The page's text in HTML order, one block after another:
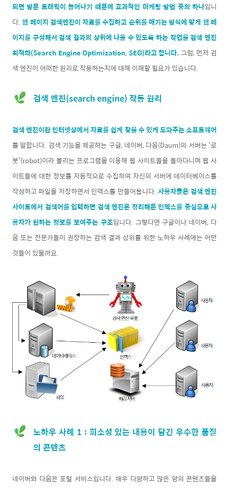
되면 방문 트래픽이 늘어나기 때문에 효과적인 마케팅 방법 중의 하나입니
다.웹 페이지 검색엔진이 자료를 수집하고 순위를 매기는 방식에 맞게 웹 페
이지를 구성해서 검색 결과의 상위에 나올 수 있도록 하는 작업을 검색 엔진
최적화(Search Engine Optimization, SEO)라고 합니다.그럼, 먼저 검
색 엔진이 어떠한 원리로 작동하는지에 대해 이해할 필요가 있습니다.
검색 엔진(search engine) 작동 원리
검색 엔진이란 인터넷상에서 자료를 쉽게 찾을 수 있게 도와주는 소프트웨어
를 말합니다. 검색 기능을 제공하는 구글, 네이버, 다음(Daum)의 서버는 ‘로
봇’(robot)이라 불리는 프로그램을 이용해 웹 사이트들을 돌아다니며 웹 사
이트들에 대한 정보를 자동적으로 수집하여 자신의 서버에 데이터베이스를
작성하고 파일을 저장하면서 인덱스를 만들어둡니다.사용자들은 검색 엔진
사이트에서 검색어를 입력하면 검색 엔진은 정리해둔 인덱스를 중심으로 사
용자가 원하는 정보를 보여주는 구조입니다. 그렇다면 구글이나 네이버, 다
음 또는 전문가들이 권장하는 검색 결과 상위를 위한 노하우 사례에는 어떤
것들이 있을까요.
노하우 사례 1 : 희소성 있는 내용이 담긴 우수한 품질
의 콘텐츠
네이버와 다음은 포털 서비스입니다. 매우 다양하고 많은 양의 콘텐츠들을